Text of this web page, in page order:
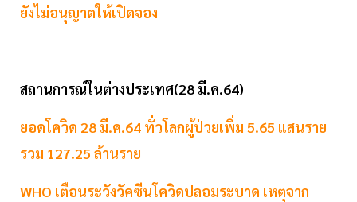
ยังไม่อนุญาตให้เปิดจอง
สถานการณ์ในต่างประเทศ(28 มี.ค.64)
ยอดโควิด 28 มี.ค.64 ทั่วโลกผู้ป่วยเพิ่ม 5.65 แสนราย
รวม 127.25 ล้านราย
WHO เตือนระวังวัคซีนโควิดปลอมระบาด เหตุจาก